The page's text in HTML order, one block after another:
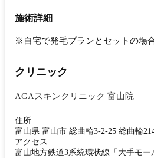
施術詳細
※自宅で発毛プランとセットの場
クリニック
AGAスキンクリニック 富山院
住所
富山県 富山市 総曲輪3-2-25 総曲輪
アクセス
富山地方鉄道3系統環状線「大手モ